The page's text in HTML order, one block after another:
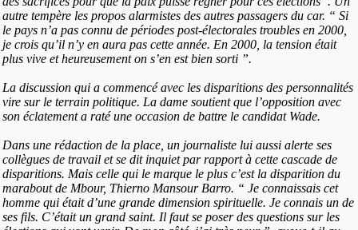
autre tempère les propos alarmistes des autres passagers du car. “ Si
le pays n’a pas connu de périodes post-électorales troubles en 2000,
je crois qu’il n’y en aura pas cette année. En 2000, la tension était
plus vive et heureusement on s’en est bien sorti ”.
La discussion qui a commencé avec les disparitions des personnalités
vire sur le terrain politique. La dame soutient que l’opposition avec
son éclatement a raté une occasion de battre le candidat Wade.
Dans une rédaction de la place, un journaliste lui aussi alerte ses
collègues de travail et se dit inquiet par rapport à cette cascade de
disparitions. Mais celle qui le marque le plus c’est la disparition du
marabout de Mbour, Thierno Mansour Barro. “ Je connaissais cet
homme qui était d’une grande dimension spirituelle. Je connais un de
ses fils. C’était un grand saint. Il faut se poser des questions sur les